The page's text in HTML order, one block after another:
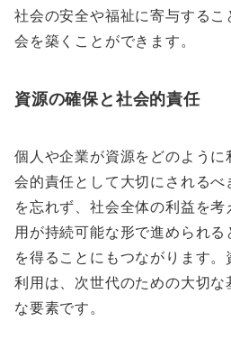
社会の安全や福祉に寄与する
会を築くことができます。
資源の確保と社会的責任
個人や企業が資源をどのよう
会的責任として大切にされる
を忘れず、社会全体の利益を
用が持続可能な形で進められ
を得ることにもつながります
利用は、次世代のための大切
な要素です。